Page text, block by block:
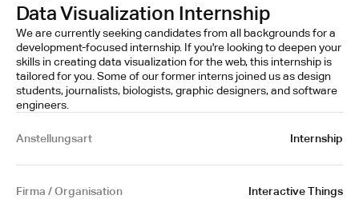
Data Visualization Internship
We are currently seeking candidates from all backgrounds for a
development-focused internship. If you're looking to deepen your
skills in creating data visualization for the web, this internship is
tailored for you. Some of our former interns joined us as design
students, journalists, biologists, graphic designers, and software
engineers.
Anstellungsart Internship
Firma / Organisation Interactive Things